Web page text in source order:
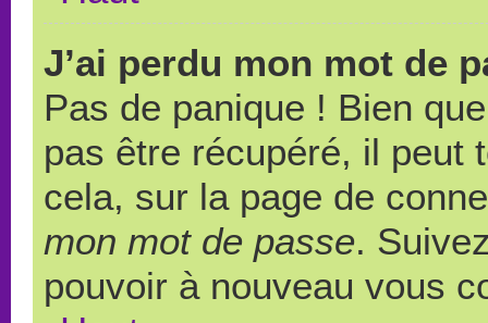
J’ai perdu mon mot de
Pas de panique ! Bien
pas être récupéré, il peut
cela, sur la page de
mon mot de passe.
pouvoir à nouveau vous